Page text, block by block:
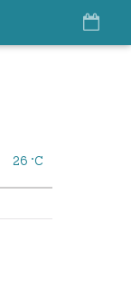
26 °C